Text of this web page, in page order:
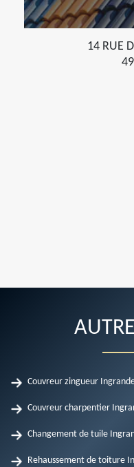
14 RUE
Couvreur zingueur
Couvreur charpentier
Changement de tuile
Rehaussement de toiture